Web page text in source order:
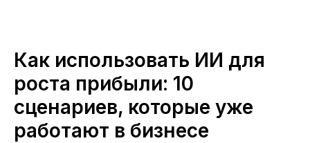
Как использовать ИИ для
роста прибыли: 10
сценариев, которые уже
работают в бизнесе